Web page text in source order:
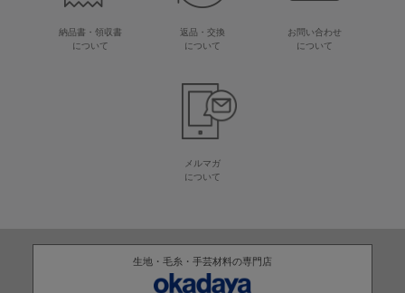
納品書・領収書
について
返品・交換
について
お問い合わせ
について
メルマガ
について
生地・毛糸・手芸材料の専門店